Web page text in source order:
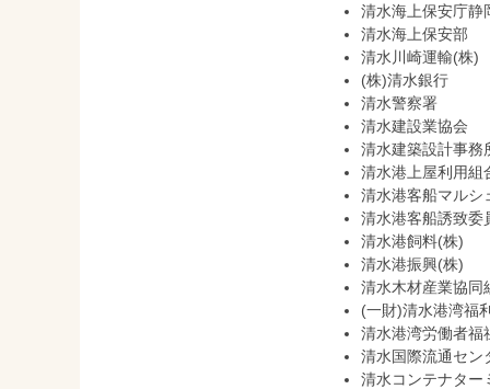
清水海上保安庁静
清水海上保安部
清水川崎運輸(株)
(株)清水銀行
清水警察署
清水建設業協会
清水建築設計事務
清水港上屋利用組
清水港客船マルシ
清水港客船誘致委
清水港飼料(株)
清水港振興(株)
清水木材産業協同
(一財)清水港湾福
清水港湾労働者福
清水国際流通セン
清水コンテナター